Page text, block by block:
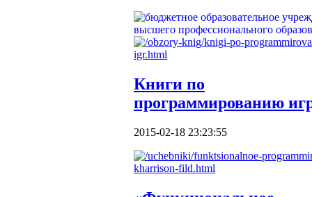
Книги по
программированию
2015-02-18 23:23:55